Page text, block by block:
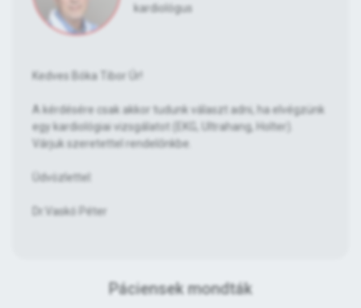
kardiológus
Kedves Bóka Tibor Úr!
A kérdésére csak akkor tudunk választ adni, ha elvégzünk
egy kardiológiai vizsgálatot (EKG, Ultrahang, Holter).
Várjuk szeretettel rendelőnkbe.
Üdvözlettel:
Dr.Vaskó Péter
Páciensek mondták